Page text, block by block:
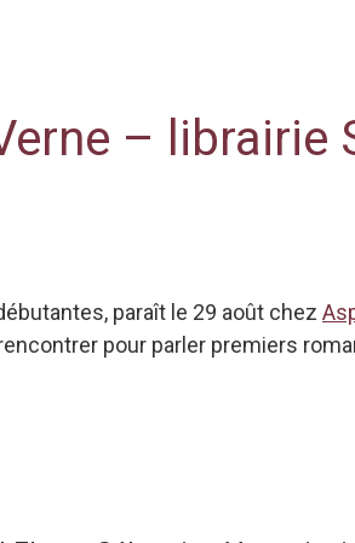
– librairie
paraît le 29 août chez
pour parler premiers